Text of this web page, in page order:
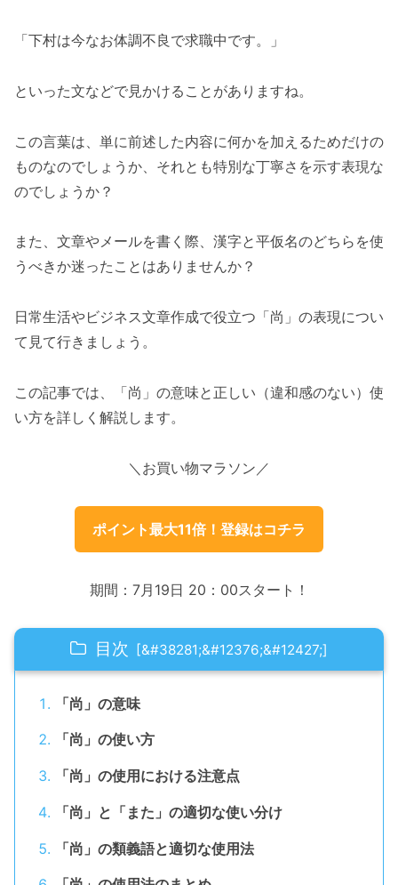
「下村は今なお体調不良で求職中です。」
といった文などで見かけることがありますね。
この言葉は、単に前述した内容に何かを加えるためだけの
ものなのでしょうか、それとも特別な丁寧さを示す表現な
のでしょうか？
また、文章やメールを書く際、漢字と平仮名のどちらを使
うべきか迷ったことはありませんか？
日常生活やビジネス文章作成で役立つ「尚」の表現につい
て見て行きましょう。
この記事では、「尚」の意味と正しい（違和感のない）使
い方を詳しく解説します。
＼お買い物マラソン／
ポイント最大11倍！登録はコチラ
期間：7月19日 20：00スタート！
目次
「尚」の意味
「尚」の使い方
「尚」の使用における注意点
「尚」と「また」の適切な使い分け
「尚」の類義語と適切な使用法